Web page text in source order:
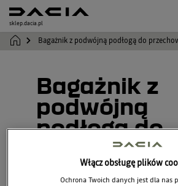
sklep.dacia.pl
Bagażnik z podwójną podłogą do
Bagażnik z
podwójną
podłogą do
kabliWłącz obsługę plików
Ochrona Twoich danych jest dla nas